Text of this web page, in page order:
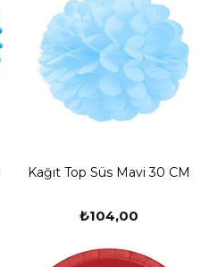
Kağıt Top Süs Mavi 30 CM
₺104,00